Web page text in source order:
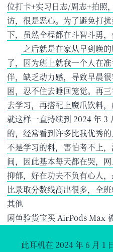
位打卡+实习日志/周志+拍照
访，很是恶心。为了避免打
下，虽然全程都在斗智斗勇，
之后就是在家从早到晚
了，因为班上就我一个人在
伴，缺乏动力感，导致早晨
困，忍不住去睡回笼觉。再
去学习，再搭配上魔爪饮料
就这样一直持续到 2024 年 3
的，经常看到许多比我优秀
不是学习的料，害怕考不上
间，因此基本每天都在哭，
抑郁，好在功夫不负有心人，
比录取分数线高出很多，全班
其他
闲鱼验货宝买 AirPods Max
此耳机在 2024 年 6 月 1 日去世，无法连接到手